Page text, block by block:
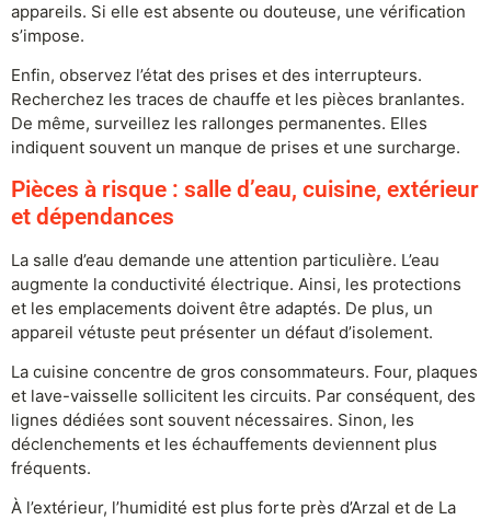
appareils. Si elle est absente ou douteuse, une vérification
s’impose.
Enfin, observez l’état des prises et des interrupteurs.
Recherchez les traces de chauffe et les pièces branlantes.
De même, surveillez les rallonges permanentes. Elles
indiquent souvent un manque de prises et une surcharge.
Pièces à risque : salle d’eau, cuisine, extérieur
et dépendances
La salle d’eau demande une attention particulière. L’eau
augmente la conductivité électrique. Ainsi, les protections
et les emplacements doivent être adaptés. De plus, un
appareil vétuste peut présenter un défaut d’isolement.
La cuisine concentre de gros consommateurs. Four, plaques
et lave-vaisselle sollicitent les circuits. Par conséquent, des
lignes dédiées sont souvent nécessaires. Sinon, les
déclenchements et les échauffements deviennent plus
fréquents.
À l’extérieur, l’humidité est plus forte près d’Arzal et de La